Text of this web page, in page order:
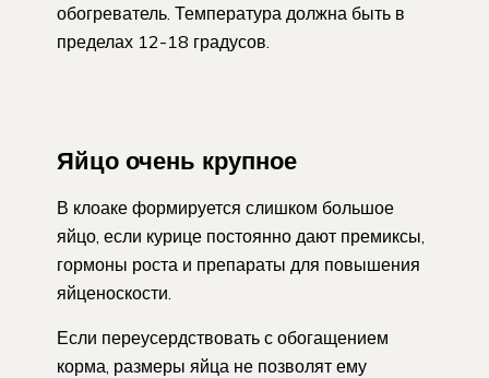
обогреватель. Температура должна быть в
пределах 12-18 градусов.
Яйцо очень крупное
В клоаке формируется слишком большое
яйцо, если курице постоянно дают премиксы,
гормоны роста и препараты для повышения
яйценоскости.
Если переусердствовать с обогащением
корма, размеры яйца не позволят ему